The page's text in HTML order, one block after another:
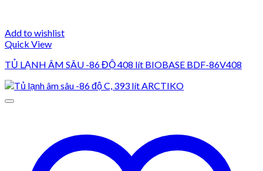
Add to wishlist
Quick View
TỦ LẠNH ÂM SÂU -86 ĐỘ 408 lít BIOBASE BDF-86V408